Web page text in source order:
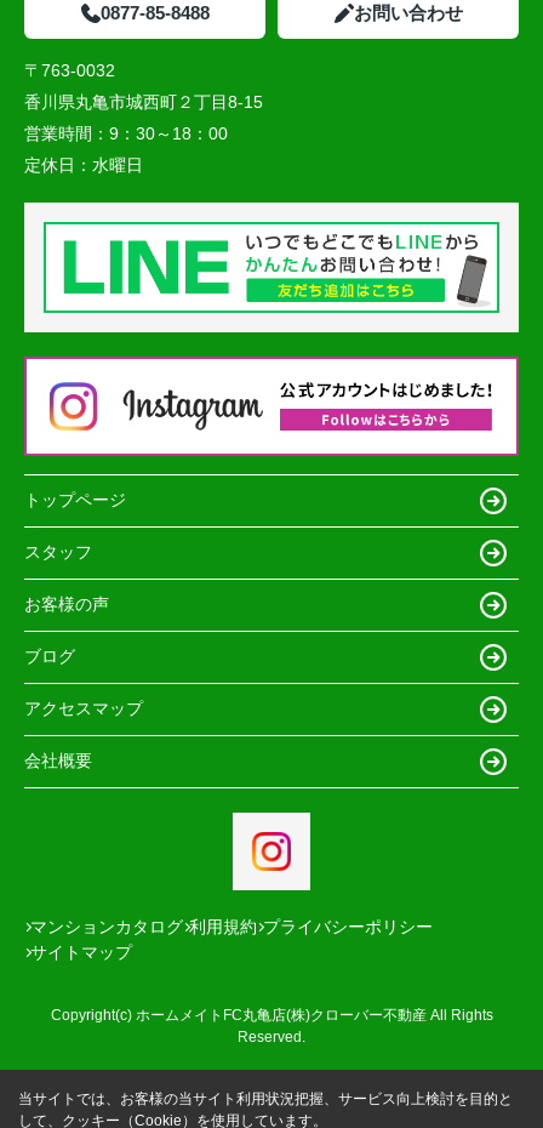
0877-85-8488 お問い合わせ
〒763-0032
香川県丸亀市城西町２丁目8-15
営業時間： 9：30～18：00
定休日： 水曜日
トップページ
スタッフ
お客様の声
ブログ
アクセスマップ
会社概要
マンションカタログ 利用規約 プライバシーポリシー
サイトマップ
Copyright(c) ホームメイトFC丸亀店(株)クローバー不動産 All Rights
Reserved.
当サイトでは、お客様の当サイト利用状況把握、サービス向上検討を目的と
して、クッキー（Cookie）を使用しています。